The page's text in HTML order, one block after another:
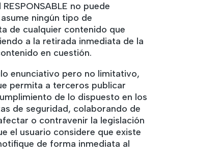
no puede
ningún tipo de
de cualquier contenido que
a la retirada inmediata de la
en cuestión.
enunciativo pero no limitativo,
permita a terceros publicar
de lo dispuesto en los
de seguridad, colaborando de
o contravenir la legislación
el usuario considere que existe
de forma inmediata al